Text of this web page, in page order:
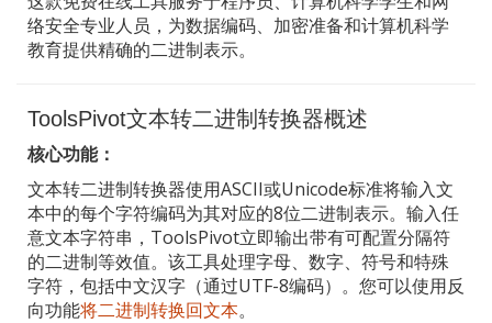
络安全专业人员，为数据编码、加密准备和计算机科学
教育提供精确的二进制表示。
ToolsPivot文本转二进制转换器概述
核心功能：
文本转二进制转换器使用ASCII或Unicode标准将输入文
本中的每个字符编码为其对应的8位二进制表示。输入任
意文本字符串，ToolsPivot立即输出带有可配置分隔符
的二进制等效值。该工具处理字母、数字、符号和特殊
字符，包括中文汉字（通过UTF-8编码）。您可以使用反
向功能将二进制转换回文本。